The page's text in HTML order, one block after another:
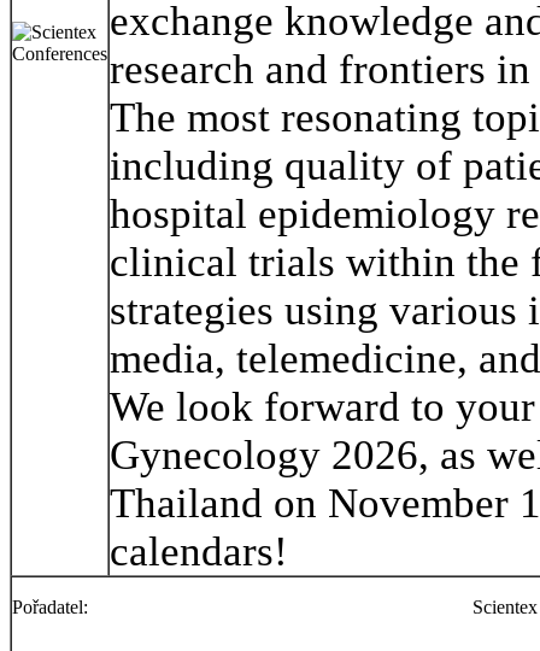
exchange knowledge
research and frontiers
The most resonating
including quality of
hospital epidemiology
clinical trials within the
strategies using various
media, telemedicine,
We look forward to
Gynecology 2026, as
Thailand on November
calendars!
Pořadatel: